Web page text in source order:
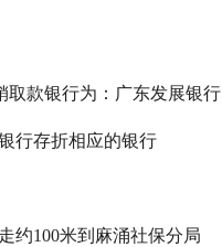
取款银行为：广东发展银行
行存折相应的银行
约100米到麻涌社保分局